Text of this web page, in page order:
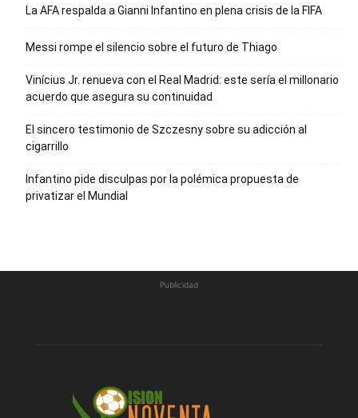
La AFA respalda a Gianni Infantino en plena crisis de la FIFA
Messi rompe el silencio sobre el futuro de Thiago
Vinícius Jr. renueva con el Real Madrid: este sería el millonario
acuerdo que asegura su continuidad
El sincero testimonio de Szczesny sobre su adicción al
cigarrillo
Infantino pide disculpas por la polémica propuesta de
privatizar el Mundial
Publicidad